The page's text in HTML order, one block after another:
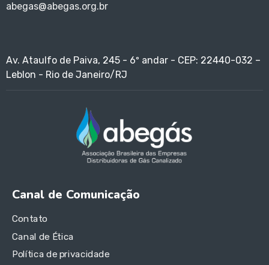
abegas@abegas.org.br
Av. Ataulfo de Paiva, 245 - 6º andar - CEP: 22440-032 –
Leblon - Rio de Janeiro/RJ
Canal de Comunicação
Contato
Canal de Ética
Política de privacidade